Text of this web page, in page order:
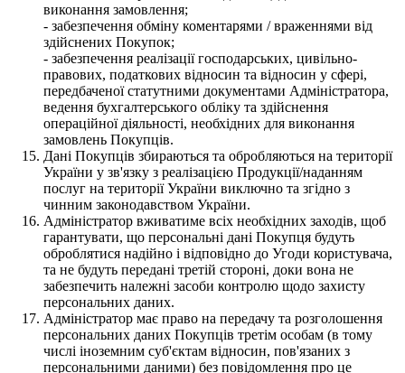
виконання замовлення;
- забезпечення обміну коментарями / враженнями від
здійснених Покупок;
- забезпечення реалізації господарських, цивільно-
правових, податкових відносин та відносин у сфері,
передбаченої статутними документами Адміністратора,
ведення бухгалтерського обліку та здійснення
операційної діяльності, необхідних для виконання
замовлень Покупців.
Дані Покупців збираються та обробляються на території
України у зв'язку з реалізацією Продукції/наданням
послуг на території України виключно та згідно з
чинним законодавством України.
Адміністратор вживатиме всіх необхідних заходів, щоб
гарантувати, що персональні дані Покупця будуть
оброблятися надійно і відповідно до Угоди користувача,
та не будуть передані третій стороні, доки вона не
забезпечить належні засоби контролю щодо захисту
персональних даних.
Адміністратор має право на передачу та розголошення
персональних даних Покупців третім особам (в тому
числі іноземним суб'єктам відносин, пов'язаних з
персональними даними) без повідомлення про це